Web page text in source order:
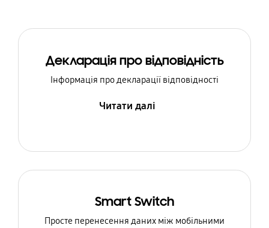
Декларація про відповідність
Інформація про декларації відповідності
Читати далі
Smart Switch
Просте перенесення даних між мобільними